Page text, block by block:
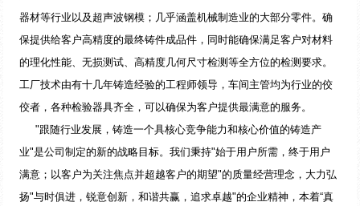
器材等行业以及超声波钢模；几乎涵盖机械制造业的大部分零件。确
保提供给客户高精度的最终铸件成品件，同时能确保满足客户对材料
的理化性能、无损测试、高精度几何尺寸检测等全方位的检测要求。
工厂技术由有十几年铸造经验的工程师领导，车间主管均为行业的佼
佼者，各种检验器具齐全，可以确保为客户提供最满意的服务。
"跟随行业发展，铸造一个具核心竞争能力和核心价值的铸造产
业"是公司制定的新的战略目标。我们秉持"始于用户所需，终于用户
满意；以客户为关注焦点并超越客户的期望"的质量经营理念，大力弘
扬"与时俱进，锐意创新，和谐共赢，追求卓越"的企业精神，本着“真